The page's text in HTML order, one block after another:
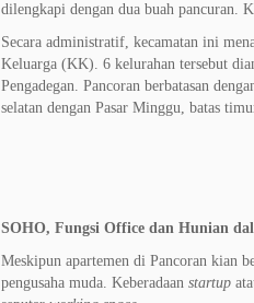
dilengkapi dengan dua buah pancuran.
Secara administratif, kecamatan ini
Keluarga (KK). 6 kelurahan tersebut
Pengadegan. Pancoran berbatasan
selatan dengan Pasar Minggu, batas
SOHO, Fungsi Office dan Hunian
Meskipun apartemen di Pancoran kian
pengusaha muda. Keberadaan startup